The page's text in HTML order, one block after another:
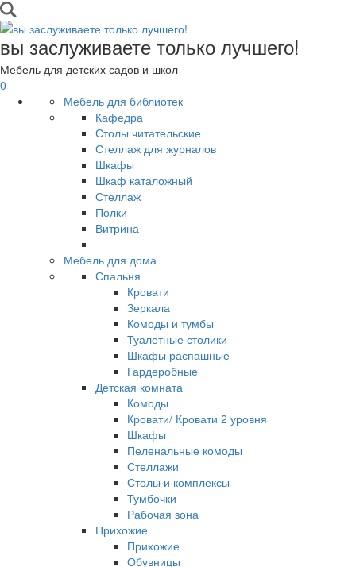
вы заслуживаете только лучшего!
Мебель для детских садов и школ
0
Мебель для библиотек
Кафедра
Столы читательские
Стеллаж для журналов
Шкафы
Шкаф каталожный
Стеллаж
Полки
Витрина
Мебель для дома
Спальня
Кровати
Зеркала
Комоды и тумбы
Туалетные столики
Шкафы распашные
Гардеробные
Детская комната
Комоды
Кровати/ Кровати 2 уровня
Шкафы
Пеленальные комоды
Стеллажи
Столы и комплексы
Тумбочки
Рабочая зона
Прихожие
Прихожие
Обувницы